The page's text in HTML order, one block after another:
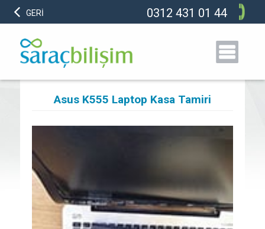
GERİ 0312 431 01 44
Asus K555 Laptop Kasa Tamiri